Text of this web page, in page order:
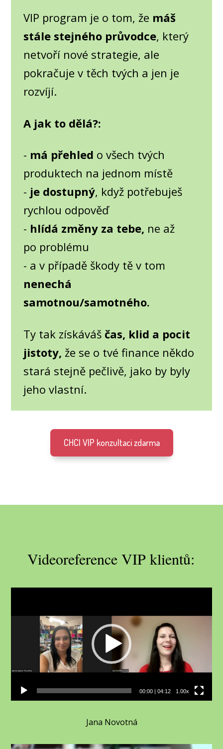
VIP program je o tom, že máš
stále stejného průvodce, který
netvoří nové strategie, ale
pokračuje v těch tvých a jen je
rozvíjí.
A jak to dělá?:
- má přehled o všech tvých
produktech na jednom místě
- je dostupný, když potřebuješ
rychlou odpověď
- hlídá změny za tebe, ne až
po problému
- a v případě škody tě v tom
nenechá
samotnou/samotného.
Ty tak získáváščas, klid a pocit
jistoty, že se o tvé finance někdo
stará stejně pečlivě, jako by byly
jeho vlastní.
CHCI VIP konzultaci zdarma
Videoreference VIP klientů:
00:00| 04:12 1.00x
Jana Novotná